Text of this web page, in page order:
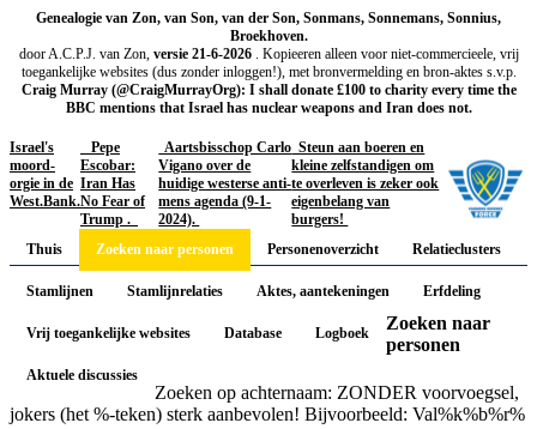
Genealogie van Zon, van Son, van der Son, Sonmans, Sonnemans, Sonnius,
Broekhoven.
door A.C.P.J. van Zon, versie 21-6-2026 . Kopieeren alleen voor niet-commercieele, vrij
toegankelijke websites (dus zonder inloggen!), met bronvermelding en bron-aktes s.v.p.
Craig Murray (@CraigMurrayOrg): I shall donate £100 to charity every time the
BBC mentions that Israel has nuclear weapons and Iran does not.
Israel's
moord-
orgie in de
West.Bank.
Pepe
Escobar:
Iran Has
No Fear of
Trump .
Aartsbisschop Carlo
Vigano over de
huidige westerse anti-
mens agenda (9-1-
2024).
Steun aan boeren en
kleine zelfstandigen om
te overleven is zeker ook
eigenbelang van
burgers!
Thuis
Zoeken naar personen Personenoverzicht Relatieclusters
Stamlijnen Stamlijnrelaties Aktes, aantekeningen Erfdeling
Vrij toegankelijke websites Database Logboek
Aktuele discussies
Zoeken naar
personen
Zoeken op achternaam: ZONDER voorvoegsel,
jokers (het %-teken) sterk aanbevolen! Bijvoorbeeld: Val%k%b%r%